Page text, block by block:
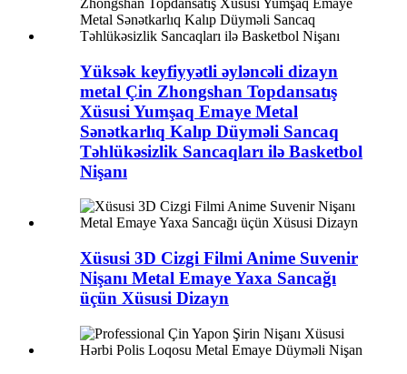
Yüksək keyfiyyətli əyləncəli dizayn
metal Çin Zhongshan Topdansatış
Xüsusi Yumşaq Emaye Metal
Sənətkarlıq Kalıp Düyməli Sancaq
Təhlükəsizlik Sancaqları ilə Basketbol
Nişanı
Xüsusi 3D Cizgi Filmi Anime Suvenir
Nişanı Metal Emaye Yaxa Sancağı
üçün Xüsusi Dizayn